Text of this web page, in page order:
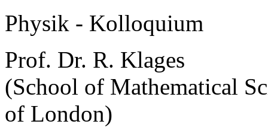
Physik - Kolloquium
Prof. Dr. R. Klages
(School of Mathematical
of London)